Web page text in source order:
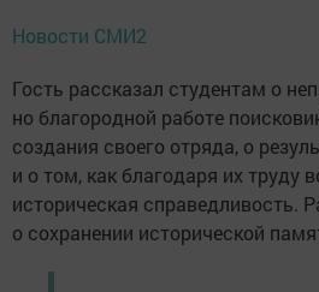
Новости СМИ2
Гость рассказал студентам о
но благородной работе
создания своего отряда, о
и о том, как благодаря их труду
историческая справедливость.
о сохранении исторической